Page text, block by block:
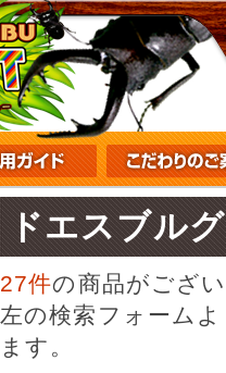
ドエスブル
27件の商品がござ
左の検索フォーム
ます。